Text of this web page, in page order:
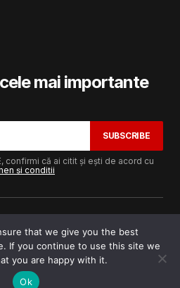
mai importante
SUBSCRIBE
confirmi că ai citit și ești de acord cu
și condiții
· Toate drepturile
Media FX
that we give you the best
If you continue to use this site we
you are happy with it.
Ok